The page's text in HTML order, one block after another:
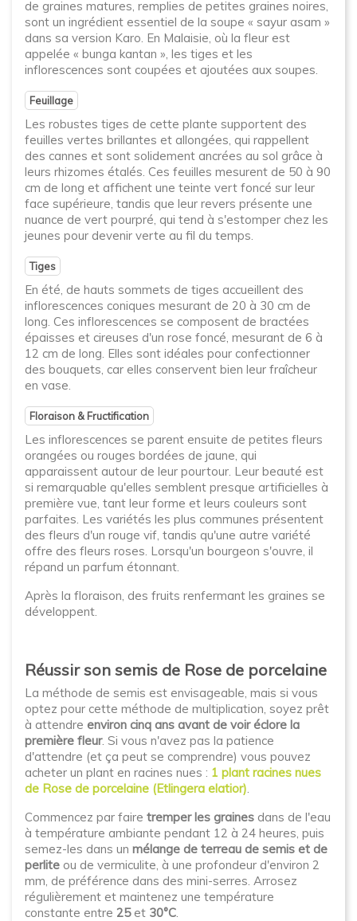
de graines matures, remplies de petites graines noires,
sont un ingrédient essentiel de la soupe « sayur asam »
dans sa version Karo. En Malaisie, où la fleur est
appelée « bunga kantan », les tiges et les
inflorescences sont coupées et ajoutées aux soupes.
Feuillage
Les robustes tiges de cette plante supportent des
feuilles vertes brillantes et allongées, qui rappellent
des cannes et sont solidement ancrées au sol grâce à
leurs rhizomes étalés. Ces feuilles mesurent de 50 à 90
cm de long et affichent une teinte vert foncé sur leur
face supérieure, tandis que leur revers présente une
nuance de vert pourpré, qui tend à s'estomper chez les
jeunes pour devenir verte au fil du temps.
Tiges
En été, de hauts sommets de tiges accueillent des
inflorescences coniques mesurant de 20 à 30 cm de
long. Ces inflorescences se composent de bractées
épaisses et cireuses d'un rose foncé, mesurant de 6 à
12 cm de long. Elles sont idéales pour confectionner
des bouquets, car elles conservent bien leur fraîcheur
en vase.
Floraison & Fructification
Les inflorescences se parent ensuite de petites fleurs
orangées ou rouges bordées de jaune, qui
apparaissent autour de leur pourtour. Leur beauté est
si remarquable qu'elles semblent presque artificielles à
première vue, tant leur forme et leurs couleurs sont
parfaites. Les variétés les plus communes présentent
des fleurs d'un rouge vif, tandis qu'une autre variété
offre des fleurs roses. Lorsqu'un bourgeon s'ouvre, il
répand un parfum étonnant.
Après la floraison, des fruits renfermant les graines se
développent.
Réussir son semis de Rose de porcelaine
La méthode de semis est envisageable, mais si vous
optez pour cette méthode de multiplication, soyez prêt
à attendre environ cinq ans avant de voir éclore la
première fleur. Si vous n'avez pas la patience
d'attendre (et ça peut se comprendre) vous pouvez
acheter un plant en racines nues : 1 plant racines nues
de Rose de porcelaine (Etlingera elatior).
Commencez par faire tremper les graines dans de l'eau
à température ambiante pendant 12 à 24 heures, puis
semez-les dans un mélange de terreau de semis et de
perlite ou de vermiculite, à une profondeur d'environ 2
mm, de préférence dans des mini-serres. Arrosez
régulièrement et maintenez une température
constante entre 25 et 30°C.